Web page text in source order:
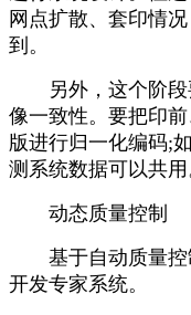
网点扩散、套印情
到。
另外，这个阶段
像一致性。要把印
版进行归一化编码;
测系统数据可以共用
动态质量控制
基于自动质量控
开发专家系统。